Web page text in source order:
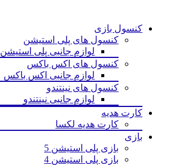
کنسول بازی
کنسول های پلی استیشن
لوازم جانبی پلی استیشن
کنسول های اکس باکس
لوازم جانبی اکس باکس
کنسول های نینتندو
لوازم جانبی نینتندو
کارت هدیه
کارت هدیه لکسا
بازی‌
بازی پلی استیشن 5
بازی پلی استیشن 4